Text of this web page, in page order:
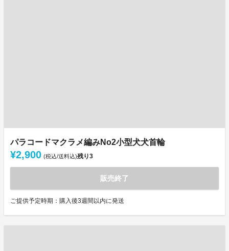
パラコードマクラメ編みNo2小型犬犬首輪
¥2,900 (税込/送料込)残り3
販売終了
ご提供予定時期：購入後3週間以内に発送